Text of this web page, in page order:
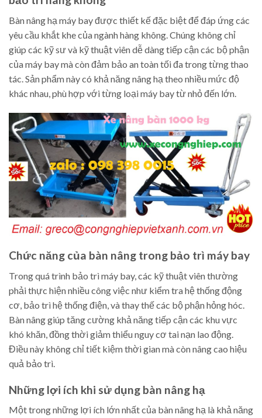
Bàn nâng hạ máy bay được thiết kế đặc biệt để đáp ứng các
yêu cầu khắt khe của ngành hàng không. Chúng không chỉ
giúp các kỹ sư và kỹ thuật viên dễ dàng tiếp cận các bộ phận
của máy bay mà còn đảm bảo an toàn tối đa trong từng thao
tác. Sản phẩm này có khả năng nâng hạ theo nhiều mức độ
khác nhau, phù hợp với từng loại máy bay từ nhỏ đến lớn.
Chức năng của bàn nâng trong bảo trì máy bay
Trong quá trình bảo trì máy bay, các kỹ thuật viên thường
phải thực hiện nhiều công việc như kiểm tra hệ thống động
cơ, bảo trì hệ thống điện, và thay thế các bộ phận hỏng hóc.
Bàn nâng giúp tăng cường khả năng tiếp cận các khu vực
khó khăn, đồng thời giảm thiểu nguy cơ tai nạn lao động.
Điều này không chỉ tiết kiệm thời gian mà còn nâng cao hiệu
quả bảo trì.
Những lợi ích khi sử dụng bàn nâng hạ
Một trong những lợi ích lớn nhất của bàn nâng hạ là khả năng